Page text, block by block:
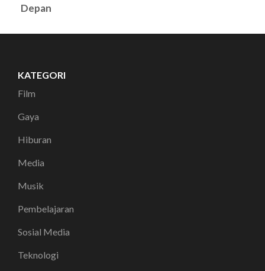
Depan
KATEGORI
Film
Gaya
Hiburan
Media
Musik
Pembelajaran
Sosial Media
Teknologi